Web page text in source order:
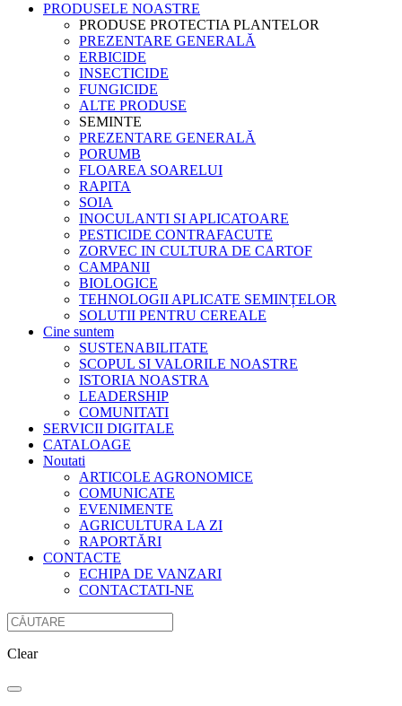
PRODUSELE NOASTRE
PRODUSE PROTECTIA PLANTELOR
PREZENTARE GENERALĂ
ERBICIDE
INSECTICIDE
FUNGICIDE
ALTE PRODUSE
SEMINTE
PREZENTARE GENERALĂ
PORUMB
FLOAREA SOARELUI
RAPITA
SOIA
INOCULANTI SI APLICATOARE
PESTICIDE CONTRAFACUTE
ZORVEC IN CULTURA DE CARTOF
CAMPANII
BIOLOGICE
TEHNOLOGII APLICATE SEMINȚELOR
SOLUTII PENTRU CEREALE
Cine suntem
SUSTENABILITATE
SCOPUL SI VALORILE NOASTRE
ISTORIA NOASTRA
LEADERSHIP
COMUNITATI
SERVICII DIGITALE
CATALOAGE
Noutati
ARTICOLE AGRONOMICE
COMUNICATE
EVENIMENTE
AGRICULTURA LA ZI
RAPORTĂRI
CONTACTE
ECHIPA DE VANZARI
CONTACTATI-NE
Clear